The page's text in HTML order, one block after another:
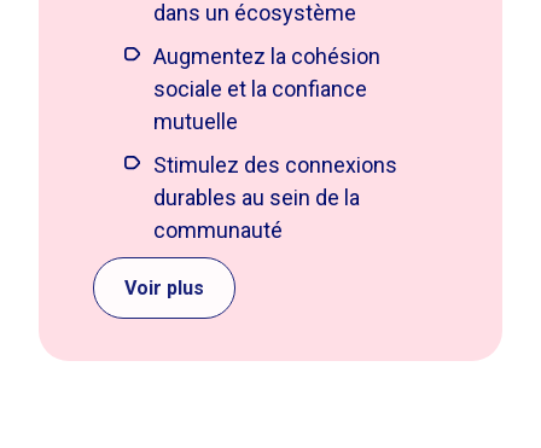
dans un écosystème
Augmentez la cohésion
sociale et la confiance
mutuelle
Stimulez des connexions
durables au sein de la
communauté
Voir plus